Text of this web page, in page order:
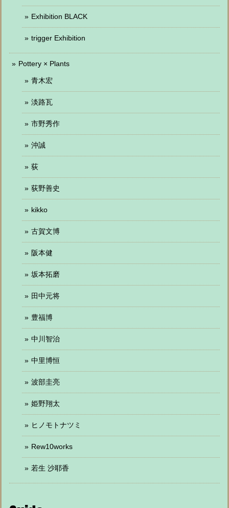
Exhibition BLACK
trigger Exhibition
Pottery × Plants
青木宏
淡路瓦
市野秀作
沖誠
荻
荻野善史
kikko
古賀文博
阪本健
坂本拓磨
田中元将
豊福博
中川智治
中里博恒
波部圭亮
姫野翔太
ヒノモトナツミ
Rew10works
若生 沙耶香